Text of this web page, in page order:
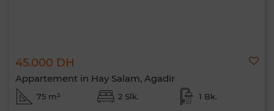
45.000 DH
Appartement in Hay Salam, Agadir
75 m² 2 Slk. 1 Bk.